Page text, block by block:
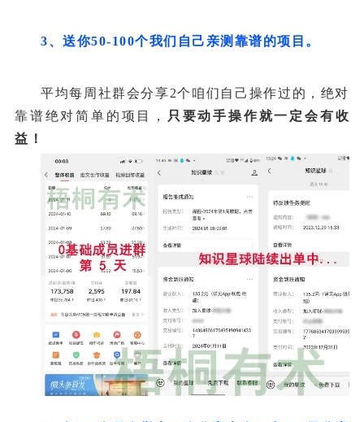
3、送你50-100个我们自己亲测靠谱的项目。
平均每周社群会分享2个咱们自己操作过的，绝对
靠谱绝对简单的项目，
只要动手操作就一定会有收
益！